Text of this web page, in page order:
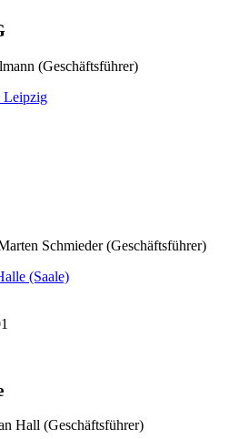
(Geschäftsführer)
Leipzig
Schmieder (Geschäftsführer)
(Saale)
Hall (Geschäftsführer)